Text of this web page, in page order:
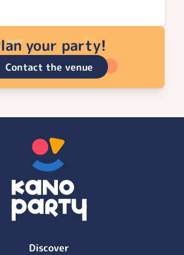
your party!
Contact the venue
Discover